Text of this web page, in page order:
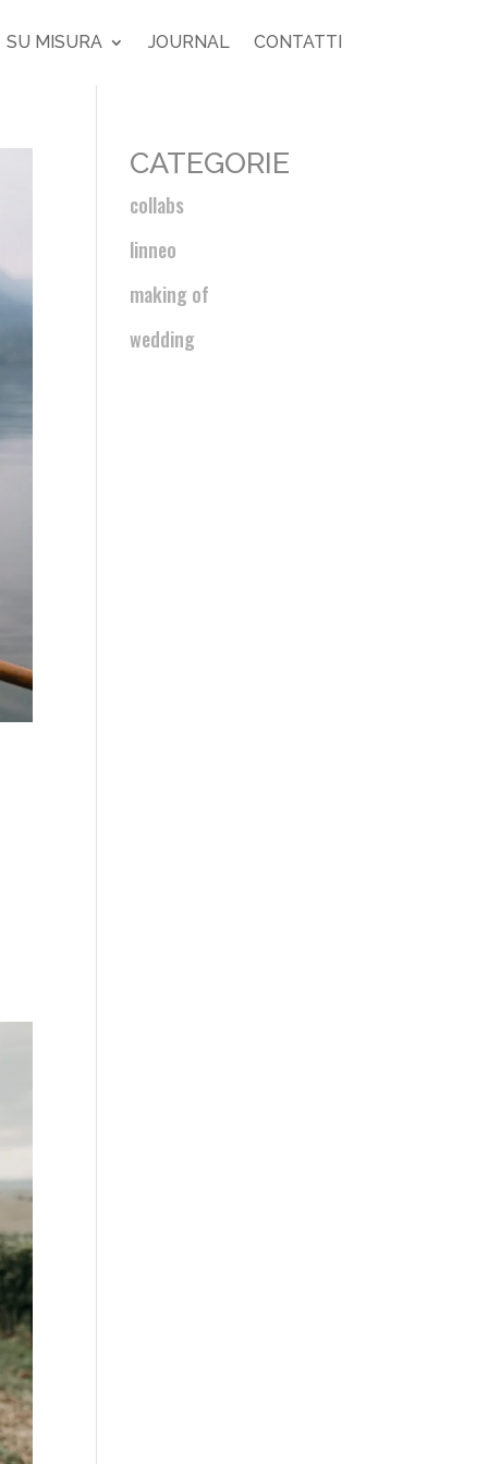
SU MISURA JOURNAL CONTATTI
CATEGORIE
collabs
linneo
making of
wedding